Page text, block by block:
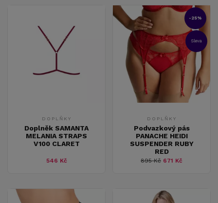
DOPLŇKY
Doplněk SAMANTA
MELANIA STRAPS
V100 CLARET
546 Kč
-25%
Sleva
DOPLŇKY
Podvazkový pás
PANACHE HEIDI
SUSPENDER RUBY
RED
895 Kč 671 Kč